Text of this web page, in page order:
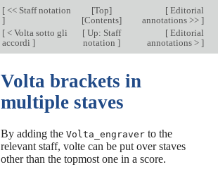
[<< Staff notation
]
[Top]
[Contents]
[Editorial
annotations >> ]
[< Volta sotto gli
accordi ]
[ Up: Staff
notation]
[Editorial
annotations > ]
Volta brackets in
multiple staves
By adding the Volta_engraverto the
relevant staff, volte can be put over staves
other than the topmost one in a score.